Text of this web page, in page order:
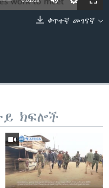
ቀጥተኛ መገናኛ
ክፍሎች